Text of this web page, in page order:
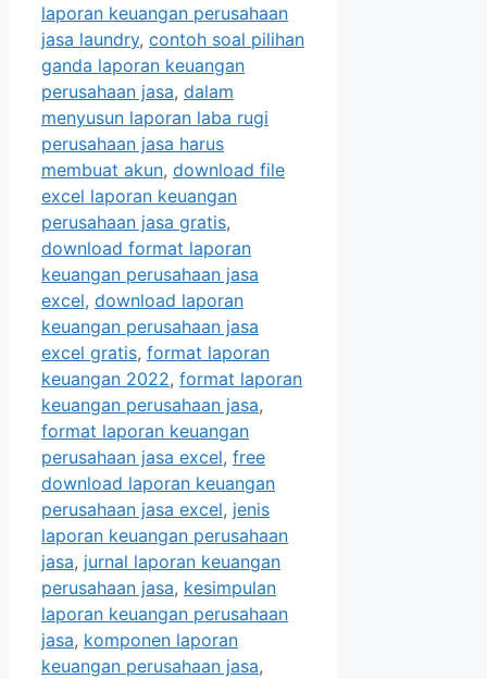
laporan keuangan perusahaan
jasa laundry, contoh soal pilihan
ganda laporan keuangan
perusahaan jasa, dalam
menyusun laporan laba rugi
perusahaan jasa harus
membuat akun, download file
excel laporan keuangan
perusahaan jasa gratis,
download format laporan
keuangan perusahaan jasa
excel, download laporan
keuangan perusahaan jasa
excel gratis, format laporan
keuangan 2022, format laporan
keuangan perusahaan jasa,
format laporan keuangan
perusahaan jasa excel, free
download laporan keuangan
perusahaan jasa excel, jenis
laporan keuangan perusahaan
jasa, jurnal laporan keuangan
perusahaan jasa, kesimpulan
laporan keuangan perusahaan
jasa, komponen laporan
keuangan perusahaan jasa,